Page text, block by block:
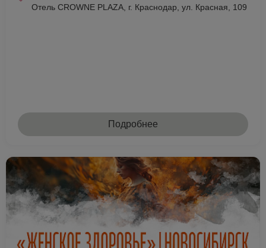
Отель CROWNE PLAZA, г. Краснодар, ул. Красная, 109
Подробнее